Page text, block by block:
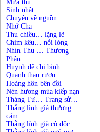
Mưa thu
Sinh nhật
Chuyện về nguồn
Nhớ Cha
Thu chiều… lặng lẽ
Chim kêu… nỗi lòng
Nhìn Thu … Thương
Phận
Huynh đệ chi binh
Quanh thau rượu
Hoàng hôn bên đồi
Nén hương mùa kiếp nạn
Tháng Tư… Trang sử…
Thằng lính già thương
cảm
Thằng lính già cô độc